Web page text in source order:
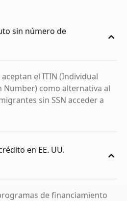
sin número de
el ITIN (Individual
Number) como alternativa al
sin SSN acceder a
en EE. UU.
de financiamiento